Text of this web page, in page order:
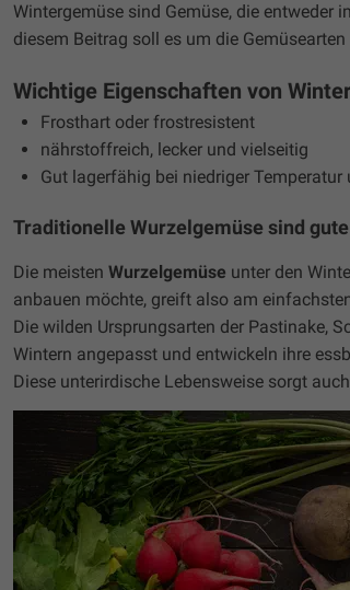
Wintergemüse sind Gemüse, die entweder
diesem Beitrag soll es um die
Wichtige Eigenschaften von
Frosthart oder frostresistent
nährstoffreich, lecker und vielseitig
Gut lagerfähig bei niedriger
Traditionelle Wurzelgemüse sind
Die meisten Wurzelgemüse unter den
anbauen möchte, greift also am
Die wilden Ursprungsarten der Pastinake,
Wintern angepasst und entwickeln ihre
Diese unterirdische Lebensweise sorgt